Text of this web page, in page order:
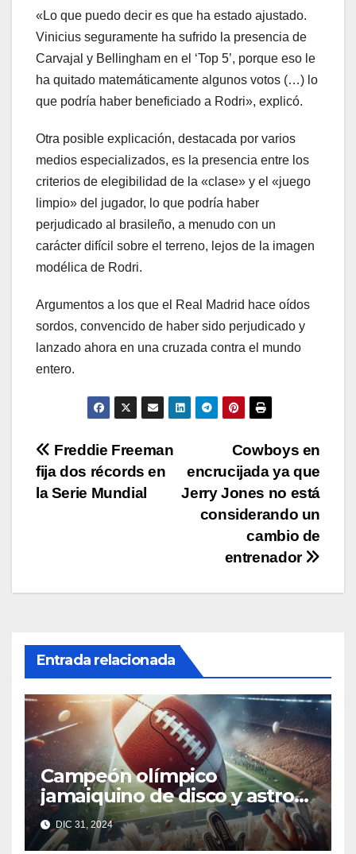
«Lo que puedo decir es que ha estado ajustado.
Vinicius seguramente ha sufrido la presencia de
Carvajal y Bellingham en el ‘Top 5’, porque eso le
ha quitado matemáticamente algunos votos (…) lo
que podría haber beneficiado a Rodri», explicó.
Otra posible explicación, destacada por varios
medios especializados, es la presencia entre los
criterios de elegibilidad de la «clase» y el «juego
limpio» del jugador, lo que podría haber
perjudicado al brasileño, a menudo con un
carácter difícil sobre el terreno, lejos de la imagen
modélica de Rodri.
Argumentos a los que el Real Madrid hace oídos
sordos, convencido de haber sido perjudicado y
lanzado ahora en una cruzada contra el mundo
entero.
Navegación
de
Cowboys en
encrucijada ya que
Jerry Jones no está
considerando un
cambio de
entrenador
Freddie Freeman
fija dos récords en
la Serie Mundial
Entrada relacionada
Campeón olímpico
jamaiquino de disco y astro
australiano de rugby buscan
entrar en la NFL
DIC 31, 2024